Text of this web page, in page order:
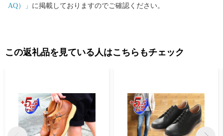
AQ）」 に掲載しておりますのでご確認ください。
この返礼品を見ている人はこちらもチェック